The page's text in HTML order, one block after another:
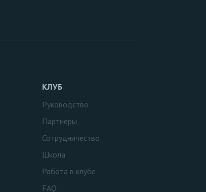
КЛУБ
Руководство
Партнеры
Сотрудничество
Школа
Работа в клубе
FAQ